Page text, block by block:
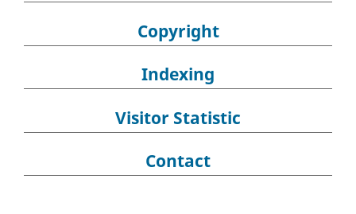
Copyright
Indexing
Visitor Statistic
Contact